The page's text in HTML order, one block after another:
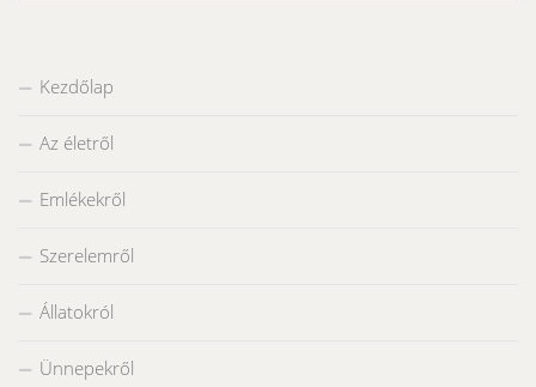
Kezdőlap
Az életről
Emlékekről
Szerelemről
Állatokról
Ünnepekről